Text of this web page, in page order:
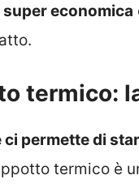
economica
termico:
permette di
termico è